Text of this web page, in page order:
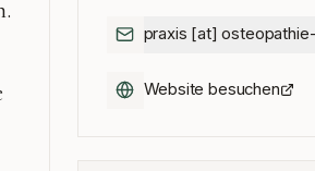
praxis [at]
Website besuchen